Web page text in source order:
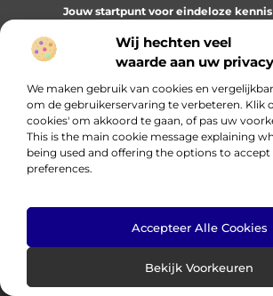
Wij hechten veel
waarde aan uw
We maken gebruik van cookies en
om de gebruikerservaring te verbeteren. Klik
cookies' om akkoord te gaan, of pas uw
This is the main cookie message explaining
being used and offering the options to accept
preferences.
Accepteer Alle Cookies
Bekijk Voorkeuren
Jouw startpunt voor eindeloze
wereld vol inzichten.
Onze informatie